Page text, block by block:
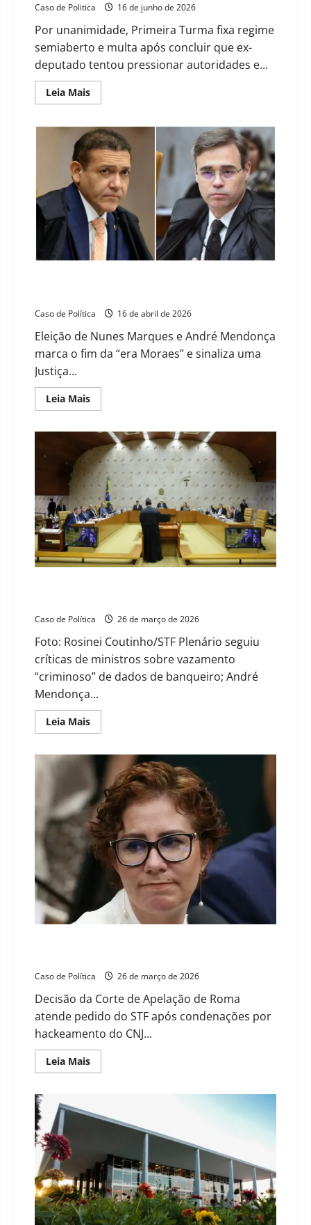
Caso de Politica 16 de junho de 2026
Por unanimidade, Primeira Turma fixa regime
semiaberto e multa após concluir que ex-
deputado tentou pressionar autoridades e...
Leia MaisRead
more
condena
Eduardo
Bolsonaro
a
4
anos
e
2
meses
de
prisão
por
coação
no
Caso de Política 16 de abril de 2026
Eleição de Nunes Marques e André Mendonça
marca o fim da “era Moraes” e sinaliza uma
Justiça...
Leia MaisRead
more
Cúpula
indicada
por
Bolsonaro
assume
comando
e
projeta
guinada
institucional
para
2026
Caso de Política 26 de março de 2026
Foto: Rosinei Coutinho/STF Plenário seguiu
críticas de ministros sobre vazamento
“criminoso” de dados de banqueiro; André
Mendonça...
Leia MaisRead
more
derruba
prorrogação
encerra
trabalhos
da
CPMI
do
INSS
neste
sábado
Caso de Política 26 de março de 2026
Decisão da Corte de Apelação de Roma
atende pedido do STF após condenações por
hackeamento do CNJ...
Leia MaisRead
more
Itália
autoriza
extradição
Zambelli
ao
Brasil;
defesa
deve
recorrer